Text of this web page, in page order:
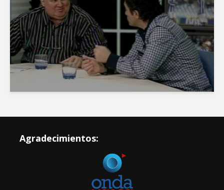
Agradecimientos: